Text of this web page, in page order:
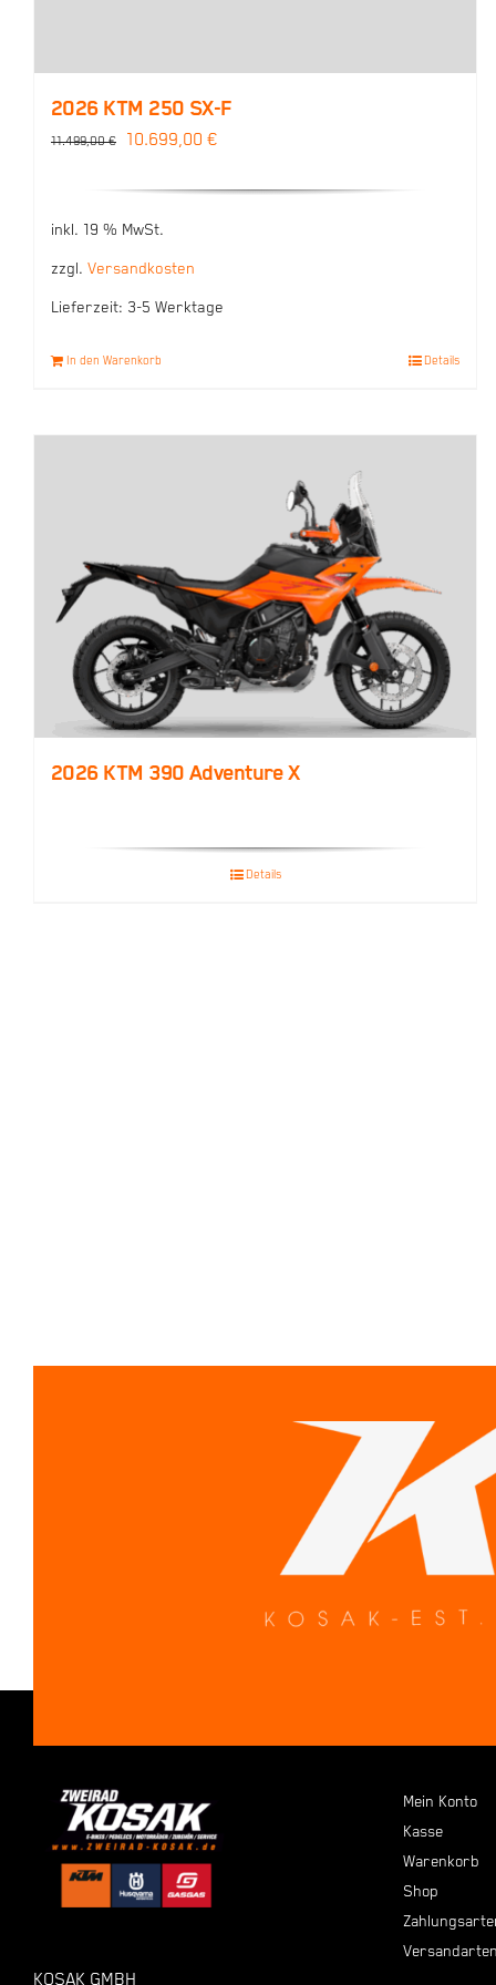
2026 KTM 250 SX-F
11.499,00€
Ursprünglicher
11.499,00 €
10.699,00 €
inkl. 19 % MwSt.
zzgl. Versandkosten
Lieferzeit: 3-5 Werktage
In den Warenkorb Details
2026 KTM 390 Adventure X
Details
KOSAK GMBH
Mein Konto
Kasse
Warenkorb
Shop